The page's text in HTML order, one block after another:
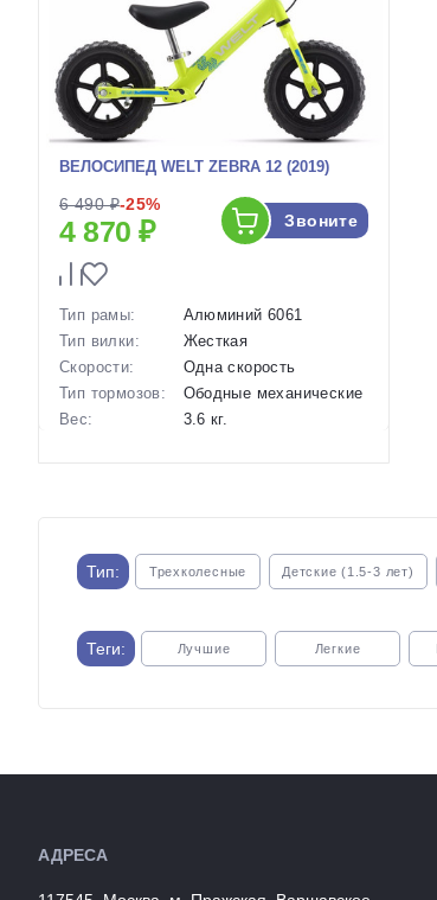
ВЕЛОСИПЕД WELT ZEBRA 12 (2019)
6 490 ₽-25%
4 870 ₽ Звоните
Тип рамы:
Алюминий 6061
Тип вилки:
Жесткая
Скорости:
Одна скорость
Тип тормозов:
Ободные механические
Вес:
3.6 кг.
Тип: Трехколесные Детские (1.5-3 лет)
Теги: Лучшие Легкие
АДРЕСА